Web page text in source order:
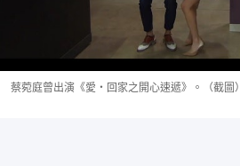
蔡菀庭曾出演《愛・回家之開心速遞》。（截圖）